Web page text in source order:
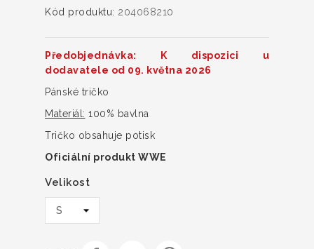
Kód produktu: 204068210
Předobjednávka: K dispozici u
dodavatele od 09. května 2026
Pánské tričko
Materiál: 100% bavlna
Tričko obsahuje potisk
Oficiální produkt WWE
Velikost